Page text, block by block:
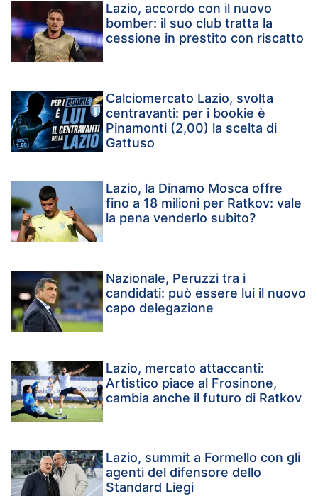
Lazio, accordo con il nuovo
bomber: il suo club tratta la
cessione in prestito con riscatto
Calciomercato Lazio, svolta
centravanti: per i bookie è
Pinamonti (2,00) la scelta di
Gattuso
Lazio, la Dinamo Mosca offre
fino a 18 milioni per Ratkov: vale
la pena venderlo subito?
Nazionale, Peruzzi tra i
candidati: può essere lui il nuovo
capo delegazione
Lazio, mercato attaccanti:
Artistico piace al Frosinone,
cambia anche il futuro di Ratkov
Lazio, summit a Formello con gli
agenti del difensore dello
Standard Liegi